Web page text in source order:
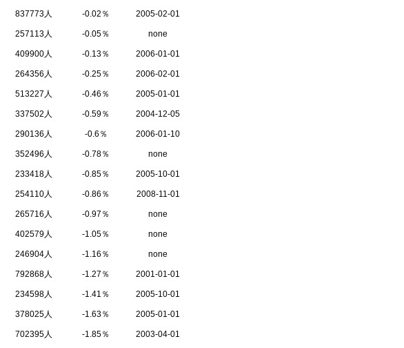
837773人 -0.02％ 2005-02-01
257113人 -0.05％ none
409900人 -0.13％ 2006-01-01
264356人 -0.25％ 2006-02-01
513227人 -0.46％ 2005-01-01
337502人 -0.59％ 2004-12-05
290136人 -0.6％ 2006-01-10
352496人 -0.78％ none
233418人 -0.85％ 2005-10-01
254110人 -0.86％ 2008-11-01
265716人 -0.97％ none
402579人 -1.05％ none
246904人 -1.16％ none
792868人 -1.27％ 2001-01-01
234598人 -1.41％ 2005-10-01
378025人 -1.63％ 2005-01-01
702395人 -1.85％ 2003-04-01